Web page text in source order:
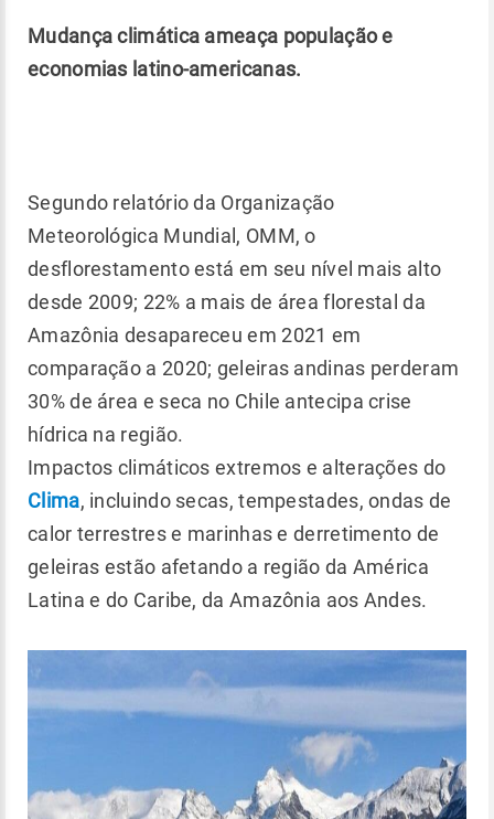
Mudança climática ameaça população e
economias latino-americanas.
Segundo relatório da Organização
Meteorológica Mundial, OMM, o
desflorestamento está em seu nível mais alto
desde 2009; 22% a mais de área florestal da
Amazônia desapareceu em 2021 em
comparação a 2020; geleiras andinas perderam
30% de área e seca no Chile antecipa crise
hídrica na região.
Impactos climáticos extremos e alterações do
Clima, incluindo secas, tempestades, ondas de
calor terrestres e marinhas e derretimento de
geleiras estão afetando a região da América
Latina e do Caribe, da Amazônia aos Andes.